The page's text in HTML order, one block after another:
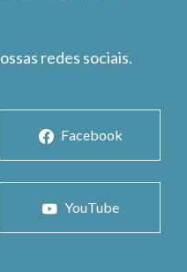
redes sociais.
Facebook
YouTube